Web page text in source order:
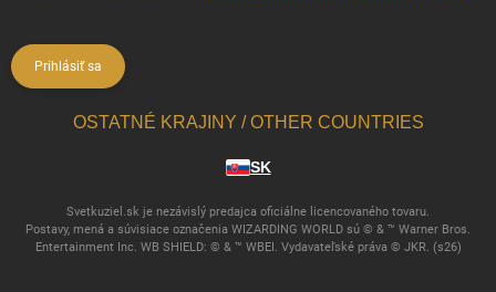
Prihlásiť sa
OSTATNÉ KRAJINY / OTHER COUNTRIES
SK
Svetkuziel.sk je nezávislý predajca oficiálne licencovaného tovaru.
Postavy, mená a súvisiace označenia WIZARDING WORLD sú © & ™ Warner Bros.
Entertainment Inc. WB SHIELD: © & ™ WBEI. Vydavateľské práva © JKR. (s26)